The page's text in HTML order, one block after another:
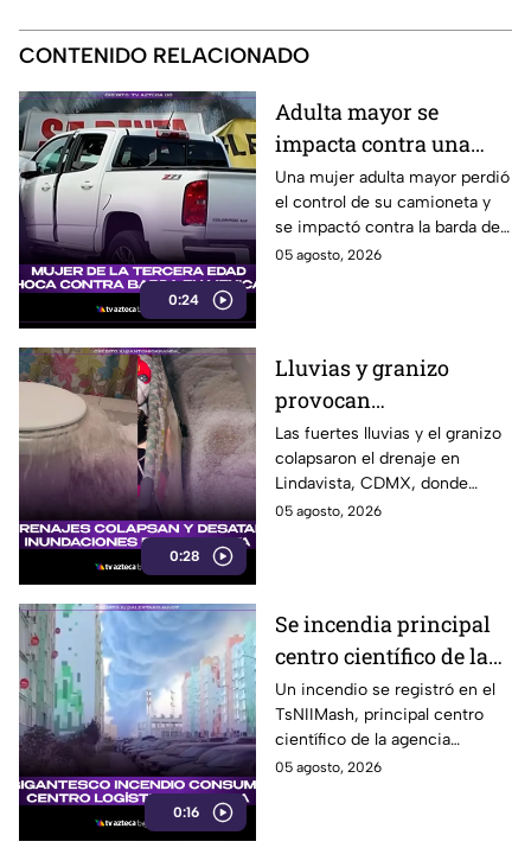
CONTENIDO RELACIONADO
0:24
Adulta mayor se
impacta contra una
barda tras perder el
control de su
camioneta en Mexicali
Una mujer adulta mayor perdió
el control de su camioneta y
se impactó contra la barda de
un predio en el cruce de las
05 agosto, 2026
0:28
Lluvias y granizo
provocan
inundaciones en
Lindavista; agua brota
de los escusados
Las fuertes lluvias y el granizo
colapsaron el drenaje en
Lindavista, CDMX, donde
vecinos reportaron
05 agosto, 2026
0:16
Se incendia principal
centro científico de la
agencia espacial rusa
Roscosmos
Un incendio se registró en el
TsNIIMash, principal centro
científico de la agencia
espacial rusa Roscosmos. El
05 agosto, 2026